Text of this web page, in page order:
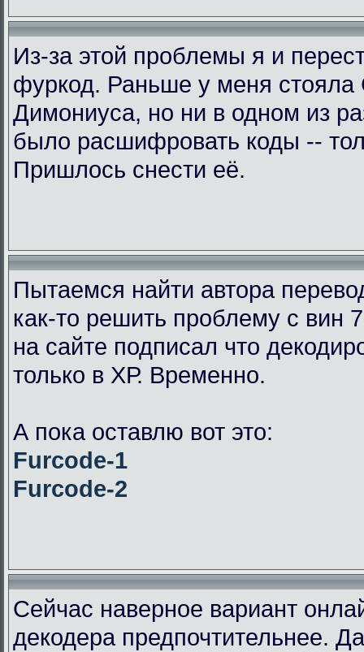
Из-за этой проблемы я и
фуркод. Раньше у меня стояла
Димониуса, но ни в одном из
было расшифровать коды --
Пришлось снести её.
Пытаемся найти автора
как-то решить проблему с вин
на сайте подписал что
только в ХР. Временно.
А пока оставлю вот это:
Furcode-1
Furcode-2
Сейчас наверное вариант
декодера предпочтительнее.